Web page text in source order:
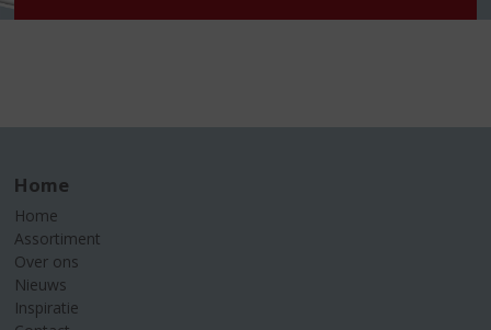
Home
Home
Assortiment
Over ons
Nieuws
Inspiratie